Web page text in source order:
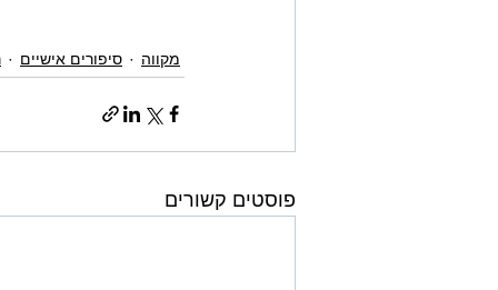
מקווה
סיפורים אישיים
פוסטים קשורים